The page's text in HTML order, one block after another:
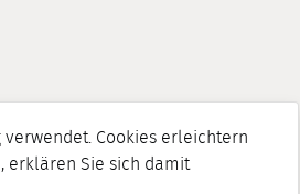
Cookies erleichtern
erklären Sie sich damit